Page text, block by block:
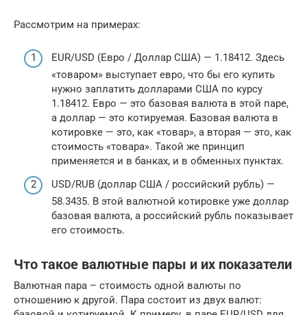
Рассмотрим на примерах:
EUR/USD (Евро / Доллар США) — 1.18412. Здесь
«товаром» выступает евро, что бы его купить
нужно заплатить долларами США по курсу
1.18412. Евро — это базовая валюта в этой паре,
а доллар — это котируемая. Базовая валюта в
котировке — это, как «товар», а вторая — это, как
стоимость «товара». Такой же принцип
применяется и в банках, и в обменных пунктах.
USD/RUB (доллар США / российский рубль) —
58.3435. В этой валютной котировке уже доллар
базовая валюта, а российский рубль показывает
его стоимость.
Что такое валютные пары и их показатели
Валютная пара – стоимость одной валюты по
отношению к другой. Пара состоит из двух валют: